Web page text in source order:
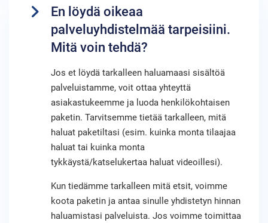
En löydä oikeaa
palveluyhdistelmää tarpeisiini.
Mitä voin tehdä?
Jos et löydä tarkalleen haluamaasi sisältöä
palveluistamme, voit ottaa yhteyttä
asiakastukeemme ja luoda henkilökohtaisen
paketin. Tarvitsemme tietää tarkalleen, mitä
haluat paketiltasi (esim. kuinka monta tilaajaa
haluat tai kuinka monta
tykkäystä/katselukertaa haluat videoillesi).
Kun tiedämme tarkalleen mitä etsit, voimme
koota paketin ja antaa sinulle yhdistetyn hinnan
haluamistasi palveluista. Jos voimme toimittaa